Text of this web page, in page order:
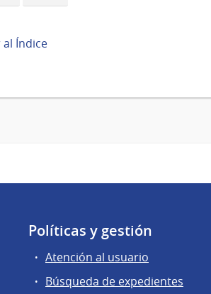
al Índice
Políticas y gestión
Atención al usuario
Búsqueda de expedientes